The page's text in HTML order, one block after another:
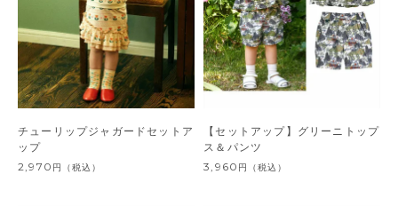
チューリップジャガードセットア
ップ
2,970 円 （税込）
【セットアップ】グリーニトップ
ス＆パンツ
3,960 円 （税込）